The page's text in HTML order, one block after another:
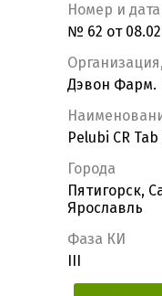
Номер и
№ 62 от
Дэвон Фарм.
Pelubi CR
Города
Пятигорск,
Ярославль
Фаза КИ